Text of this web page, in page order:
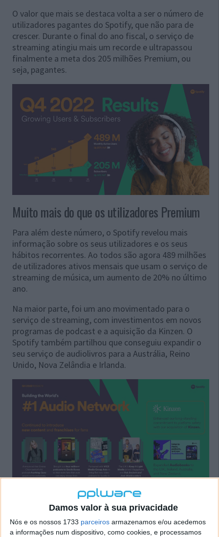
Damos valor à sua privacidade
Nós e os nossos 1733 parceiros armazenamos e/ou acedemos
a informações num dispositivo, como cookies, e processamos
O valor que mais se destaca volta a ser o número de
utilizadores pagantes do Spotify, que não para de
crescer. Durante o final do ano fiscal, o serviço de
streaming atingiu mais um recorde e ultrapassou
finalmente a meta dos 205 milhões Premium, ou
seja, pagantes.
Muito mais do que os utilizadores Premium
Para além deste número, o Spotify revelou mais
informação sobre os seus utilizadores e os seus
hábitos recorrentes. Ao todos são agora 489 milhões
de utilizadores ativos mensais que usam o serviço de
streaming de música, um aumento de 20% no último
ano.
Na maior parte, foi um ano movimentado para o
serviço de streaming, com investimentos em novos
programas de podcast e a aquisição da Kinzen. O
Spotify também partilhou que conseguiu expandir o
seu serviço de audiolivros para a Austrália, Reino
Unido, Nova Zelândia e Irlanda.
Serviço de streaming teve um ano muito
ativo